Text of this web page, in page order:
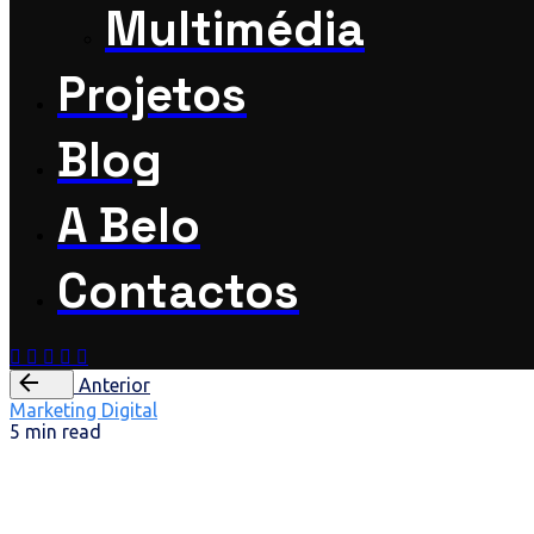
Multimédia
Projetos
Blog
A Belo
Contactos
Anterior
Marketing Digital
5 min read